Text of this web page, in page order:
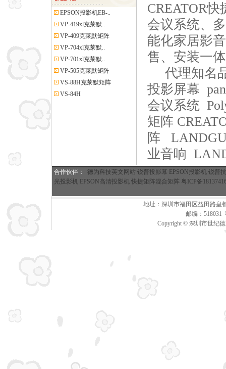
EPSON投影机EB-..
VP-419xl克莱默..
VP-409克莱默矩阵
VP-704xl克莱默..
VP-701xl克莱默..
VP-505克莱默矩阵
VS-88H克莱默矩阵
VS-84H
CREATOR
会议系统、
能化家居影
售、安装一
代理知名
投影屏幕
会议系统
矩阵
阵
业音响
合作伙伴 ： 德为科技英文网站 锐普投影幕 EPSON投影机 锐普
光投影机 EPSON高清投影机 快捷矩阵混合矩阵 粤ICP备
地址：深圳市福田区益田路皇
邮编：518031
Copyright © 深圳市世纪